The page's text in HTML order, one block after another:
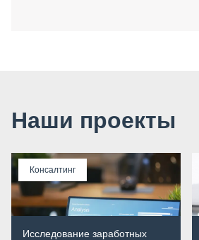
Наши проекты
Консалтинг
Исследование заработных